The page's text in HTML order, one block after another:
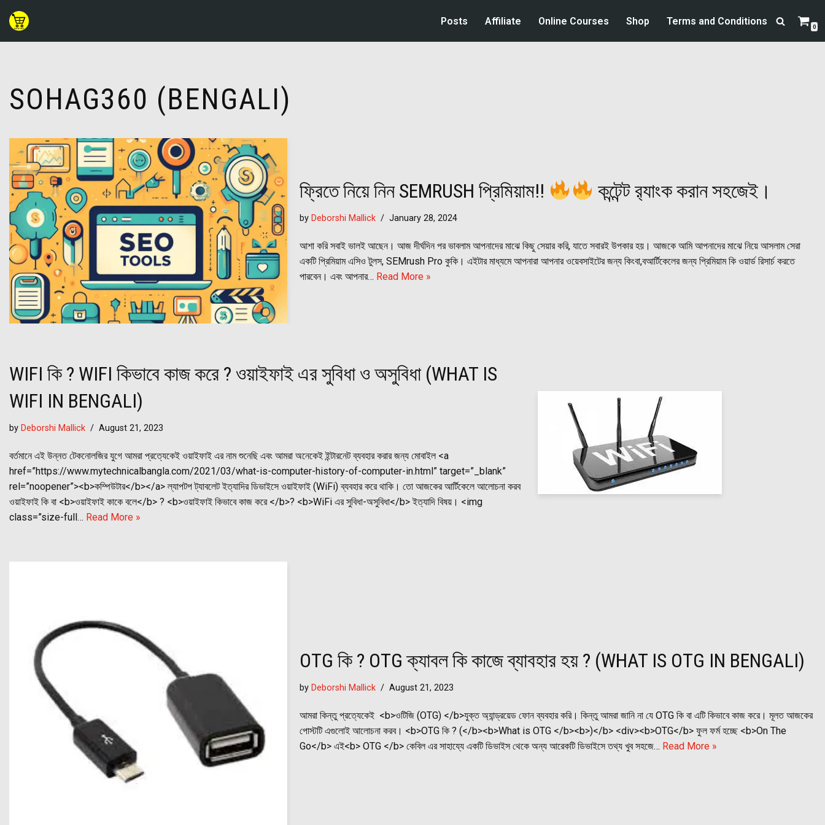
Skip
Posts Affiliate Online Courses Shop Terms and Conditions 0
SOHAG360 (BENGALI)
ফ্রিতে নিয়ে নিন SEMRUSH প্রিমিয়াম!! কন্টেন্ট র‍্যাংক করান সহজেই।
by Deborshi Mallick January 28, 2024
আশা করি সবাই ভালই আছেন। আজ দীর্ঘদিন পর ভাবলাম আপনাদের মাঝে কিছু সেয়ার করি, যাতে সবারই উপকার হয়। আজকে আমি আপনাদের মাঝে নিয়ে আসলাম সেরা
একটি প্রিমিয়াম এসিও টুলস, SEMrush Pro কুকি। এইটার মাধ্যমে আপনারা আপনার ওয়েবসাইটের জন্য কিংবা,বআর্টিকেলের জন্য প্রিমিয়াম কি ওয়ার্ড রিসার্চ করতে
পারবেন। এবং আপনার… Read More »
WIFI কি ? WIFI কিভাবে কাজ করে ? ওয়াইফাই এর সুবিধা ও অসুবিধা (WHAT IS
WIFI IN BENGALI)
by Deborshi Mallick August 21, 2023
বর্তমানে এই উন্নত টেকনোলজির যুগে আমরা প্রত্যেকেই ওয়াইফাই এর নাম শুনেছি এবং আমরা অনেকেই ইন্টারনেট ব্যবহার করার জন্য মোবাইল <a
href=”https://www.mytechnicalbangla.com/2021/03/what-is-computer-history-of-computer-in.html” target=”_blank”
rel=”noopener”><b>কম্পিউটার</b></a> ল্যাপটপ ট্যাবলেট ইত্যাদির ডিভাইসে ওয়াইফাই (WiFi) ব্যবহার করে থাকি। তো আজকের আর্টিকেলে আলোচনা করব
ওয়াইফাই কি বা <b>ওয়াইফাই কাকে বলে</b> ? <b>ওয়াইফাই কিভাবে কাজ করে </b>? <b>WiFi এর সুবিধা-অসুবিধা</b> ইত্যাদি বিষয়। <img
class=”size-full… Read More »
OTG কি ? OTG ক্যাবল কি কাজে ব্যাবহার হয় ? (WHAT IS OTG IN BENGALI)
by Deborshi Mallick August 21, 2023
আমরা কিন্তু প্রত্যেকেই <b>ওটিজি (OTG) </b>যুক্ত অ্যান্ড্রয়েড ফোন ব্যবহার করি। কিন্তু আমরা জানি না যে OTG কি বা এটি কিভাবে কাজ করে। মূলত আজকের
পোস্টটি এগুলোই আলোচনা করব। <b>OTG কি ? (</b><b>What is OTG </b><b>)</b> <div><b>OTG</b> ফুল ফর্ম হচ্ছে <b>On The
Go</b> এই<b> OTG </b> কেবিল এর সাহায্যে একটি ডিভাইস থেকে অন্য আরেকটি ডিভাইসে তথ্য খুব সহজে… Read More »